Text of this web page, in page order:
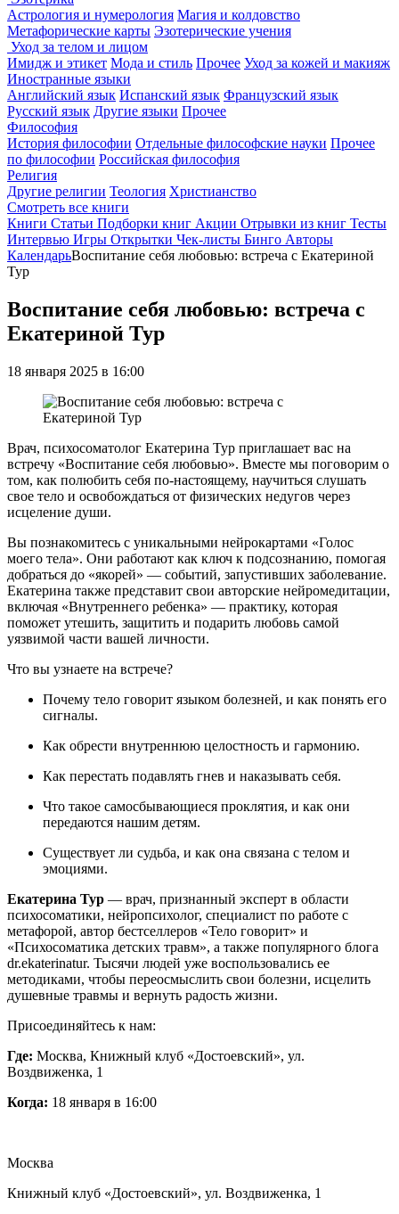
Астрология и нумерология Магия и колдовство
Метафорические карты Эзотерические учения
Уход за телом и лицом
Имидж и этикет Мода и стиль Прочее Уход за кожей и макияж
Иностранные языки
Английский язык Испанский язык Французский язык
Русский язык Другие языки Прочее
Философия
История философии Отдельные философские науки Прочее
по философии Российская философия
Религия
Другие религии Теология Христианство
Смотреть все книги
Книги Статьи Подборки книг Акции Отрывки из книг Тесты
Интервью Игры Открытки Чек-листы Бинго Авторы
КалендарьВоспитание себя любовью: встреча с Екатериной
Тур
Воспитание себя любовью: встреча с
Екатериной Тур
18 января 2025 в 16:00
Врач, психосоматолог Екатерина Тур приглашает вас на
встречу «Воспитание себя любовью». Вместе мы поговорим о
том, как полюбить себя по-настоящему, научиться слушать
свое тело и освобождаться от физических недугов через
исцеление души.
Вы познакомитесь с уникальными нейрокартами «Голос
моего тела». Они работают как ключ к подсознанию, помогая
добраться до «якорей» — событий, запустивших заболевание.
Екатерина также представит свои авторские нейромедитации,
включая «Внутреннего ребенка» — практику, которая
поможет утешить, защитить и подарить любовь самой
уязвимой части вашей личности.
Что вы узнаете на встрече?
Почему тело говорит языком болезней, и как понять его
сигналы.
Как обрести внутреннюю целостность и гармонию.
Как перестать подавлять гнев и наказывать себя.
Что такое самосбывающиеся проклятия, и как они
передаются нашим детям.
Существует ли судьба, и как она связана с телом и
эмоциями.
Екатерина Тур — врач, признанный эксперт в области
психосоматики, нейропсихолог, специалист по работе с
метафорой, автор бестселлеров «Тело говорит» и
«Психосоматика детских травм», а также популярного блога
dr.ekaterinatur. Тысячи людей уже воспользовались ее
методиками, чтобы переосмыслить свои болезни, исцелить
душевные травмы и вернуть радость жизни.
Присоединяйтесь к нам:
Где: Москва, Книжный клуб «Достоевский», ул.
Воздвиженка, 1
Когда: 18 января в 16:00
Москва
Книжный клуб «Достоевский», ул. Воздвиженка, 1